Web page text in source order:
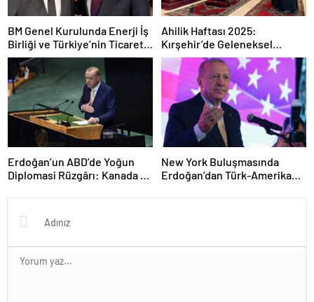
BM Genel Kurulunda Enerji İş
Birliği ve Türkiye’nin Ticaret
Hedefleri: Bayraktar’ın
Açıklamaları
Ahilik Haftası 2025:
Kırşehir’de Geleneksel
Kutlama ve Kültürel Mirasın
Yaşatılması
Erdoğan’un ABD’de Yoğun
Diplomasi Rüzgârı: Kanada ve
Adımlar
New York Buluşmasında
Erdoğan’dan Türk-Amerikan